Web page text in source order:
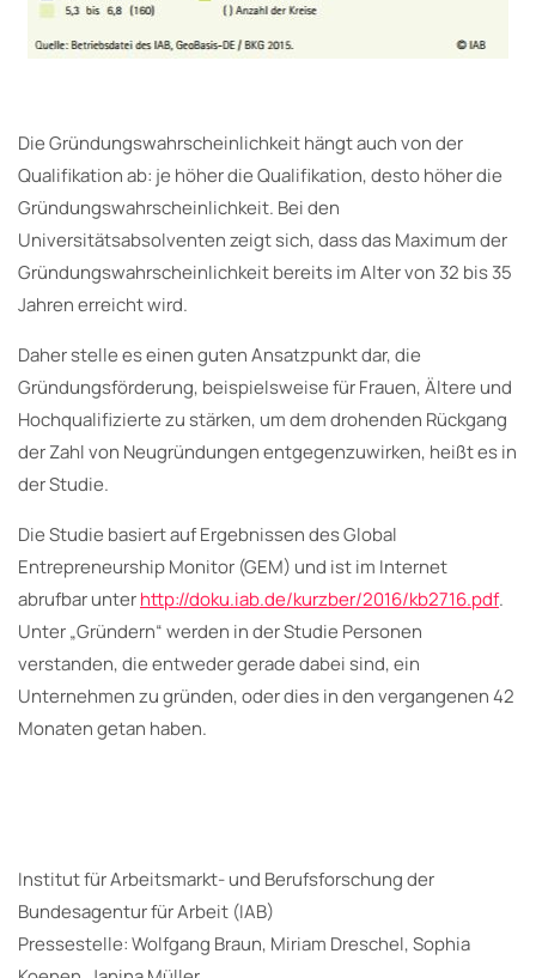
Die Gründungswahrscheinlichkeit hängt auch von der
Qualifikation ab: je höher die Qualifikation, desto höher die
Gründungswahrscheinlichkeit. Bei den
Universitätsabsolventen zeigt sich, dass das Maximum der
Gründungswahrscheinlichkeit bereits im Alter von 32 bis 35
Jahren erreicht wird.
Daher stelle es einen guten Ansatzpunkt dar, die
Gründungsförderung, beispielsweise für Frauen, Ältere und
Hochqualifizierte zu stärken, um dem drohenden Rückgang
der Zahl von Neugründungen entgegenzuwirken, heißt es in
der Studie.
Die Studie basiert auf Ergebnissen des Global
Entrepreneurship Monitor (GEM) und ist im Internet
abrufbar unterhttp://doku.iab.de/kurzber/2016/kb2716.pdf.
Unter „Gründern“ werden in der Studie Personen
verstanden, die entweder gerade dabei sind, ein
Unternehmen zu gründen, oder dies in den vergangenen 42
Monaten getan haben.
Institut für Arbeitsmarkt- und Berufsforschung der
Bundesagentur für Arbeit (IAB)
Pressestelle: Wolfgang Braun, Miriam Dreschel, Sophia